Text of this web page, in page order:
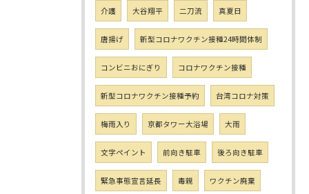
介護 大谷翔平 二刀流 真夏日
唐揚げ 新型コロナワクチン接種24時間体制
コンビニおにぎり コロナワクチン接種
新型コロナワクチン接種予約 台湾コロナ対策
梅雨入り 京都タワー大浴場 大雨
文字ペイント 前向き駐車 後ろ向き駐車
緊急事態宣言延長 毒親 ワクチン廃棄